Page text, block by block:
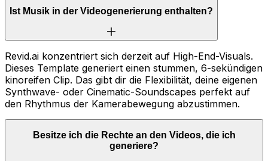
Ist Musik in der Videogenerierung enthalten?
Revid.ai konzentriert sich derzeit auf High-End-Visuals.
Dieses Template generiert einen stummen, 6-sekündigen
kinoreifen Clip. Das gibt dir die Flexibilität, deine eigenen
Synthwave- oder Cinematic-Soundscapes perfekt auf
den Rhythmus der Kamerabewegung abzustimmen.
Besitze ich die Rechte an den Videos, die ich
generiere?